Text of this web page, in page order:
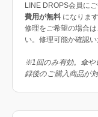
LINE DROPS会員にご
費用が無料 になります
修理をご希望の場合
い。修理可能か確認い
※1回のみ有効。傘や
録後のご購入商品が